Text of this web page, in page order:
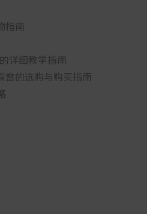
指南
详细教学指南
的选购与购买指南